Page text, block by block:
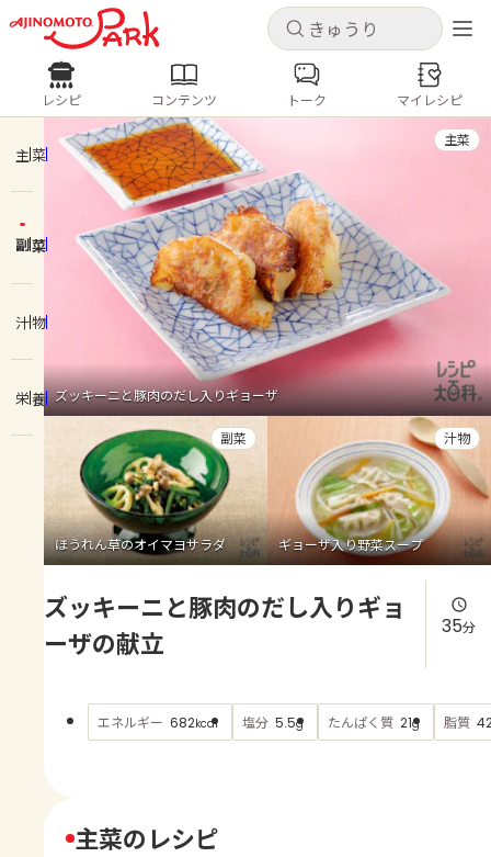
キャンセル
ログインするとレシピを保存できます
ログイン
ホーム
コンテンツ
レシピ
トーク
よくあるお問い合わせ
お買い物
AJINOMOTO PARK とは
キャンセル
レシピ コンテンツ
人気の食材・レシピ
きゅうり なす トマト
とうもろこし
ピーマン
みょうが ゴーヤ
レシピ コンテンツ トーク マイレシピ
主菜
副菜
汁物
栄養 ズッキーニと豚肉のだし入りギョーザ
主菜
ほうれん草のオイマヨサラダ
副菜
ギョーザ入り野菜スープ
汁物
ズッキーニと豚肉のだし入りギョ
ーザの献立
35分
エネルギー 682kcal 塩分 5.5g たんぱく質 21g 脂質
主菜のレシピ